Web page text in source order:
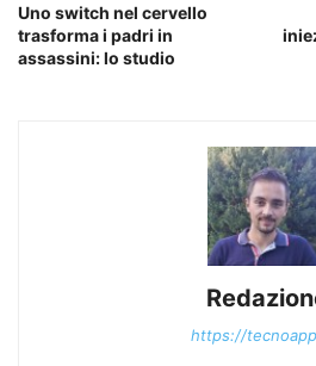
Uno switch nel cervello
trasforma i padri in
assassini: lo studio
https://